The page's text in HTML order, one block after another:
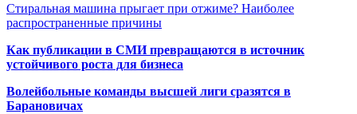
Стиральная машина прыгает при отжиме? Наиболее
распространенные причины
Как публикации в СМИ превращаются в источник
устойчивого роста для бизнеса
Волейбольные команды высшей лиги сразятся в
Барановичах